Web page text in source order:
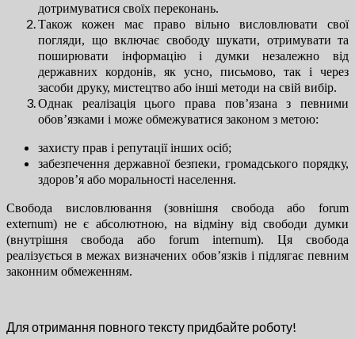
дотримуватися своїх переконань.
Також кожен має право вільно висловлювати свої
погляди, що включає свободу шукати, отримувати та
поширювати інформацію і думки незалежно від
державних кордонів, як усно, письмово, так і через
засоби друку, мистецтво або інші методи на свій вибір.
Однак реалізація цього права пов’язана з певними
обов’язками і може обмежуватися законом з метою:
захисту прав і репутації інших осіб;
забезпечення державної безпеки, громадського порядку,
здоров’я або моральності населення.
Свобода висловлювання (зовнішня свобода або forum
externum) не є абсолютною, на відміну від свободи думки
(внутрішня свобода або forum internum). Ця свобода
реалізується в межах визначених обов’язків і підлягає певним
законним обмеженням.
Для отримання повного тексту придбайте роботу!